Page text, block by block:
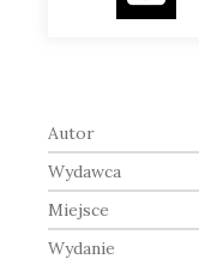
Autor
Wydawca
Miejsce
Wydanie